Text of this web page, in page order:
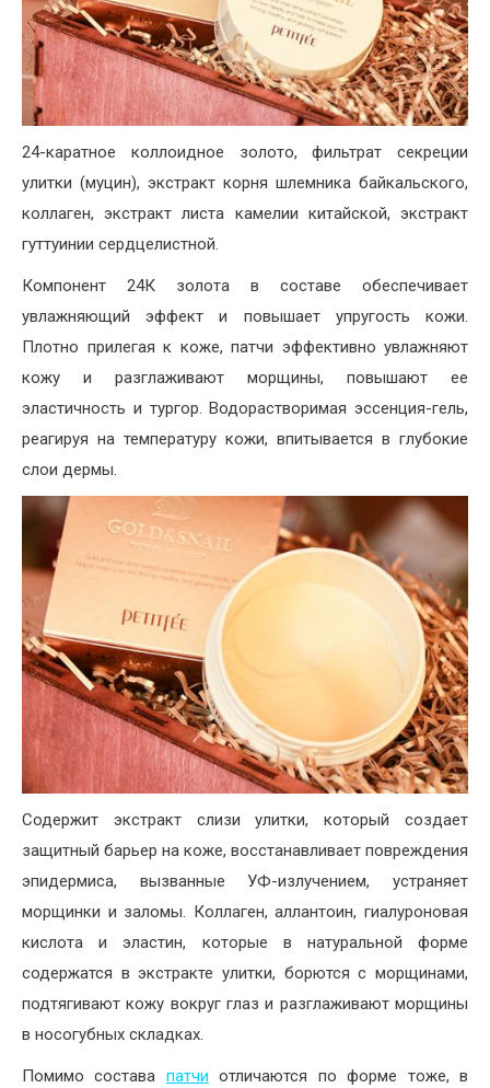
24-каратное коллоидное золото, фильтрат секреции
улитки (муцин), экстракт корня шлемника байкальского,
коллаген, экстракт листа камелии китайской, экстракт
гуттуинии сердцелистной.
Компонент 24К золота в составе обеспечивает
увлажняющий эффект и повышает упругость кожи.
Плотно прилегая к коже, патчи эффективно увлажняют
кожу и разглаживают морщины, повышают ее
эластичность и тургор. Водорастворимая эссенция-гель,
реагируя на температуру кожи, впитывается в глубокие
слои дермы.
Содержит экстракт слизи улитки, который создает
защитный барьер на коже, восстанавливает повреждения
эпидермиса, вызванные УФ-излучением, устраняет
морщинки и заломы. Коллаген, аллантоин, гиалуроновая
кислота и эластин, которые в натуральной форме
содержатся в экстракте улитки, борются с морщинами,
подтягивают кожу вокруг глаз и разглаживают морщины
в носогубных складках.
Помимо состава патчи отличаются по форме тоже, в